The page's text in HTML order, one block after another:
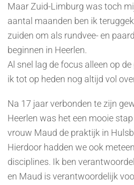
Maar Zuid-Limburg was toch
aantal maanden ben ik
zuiden om als rundvee- en
beginnen in Heerlen.
Al snel lag de focus alleen op
ik tot op heden nog altijd vol
Na 17 jaar verbonden te zijn
Heerlen was het een mooie
vrouw Maud de praktijk in
Hierdoor hadden we ook
disciplines. Ik ben
en Maud is verantwoordelijk